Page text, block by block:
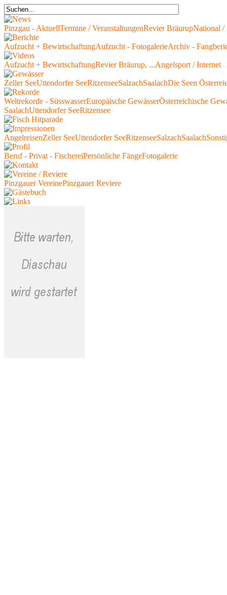
Pinzgau - AktuellTermine / VeranstaltungenRevier BräurupNational /
Aufzucht + BewirtschaftungAufzucht - FotogalerieArchiv -
Aufzucht + BewirtschaftungRevier Bräurup, ...Angelsport / Internet
Zeller SeeUttendorfer SeeRitzenseeSalzachSaalachDie Seen
Weltrekorde - SüsswasserEuropäische GewässerÖsterreichische
SaalachUttendorfer SeeRitzensee
AngelreisenZeller SeeUttendorfer SeeRitzenseeSalzachSaalach
Beruf - Privat - FischereiPersönliche FängeFotogalerie
Pinzgauer VereinePinzgauer Reviere